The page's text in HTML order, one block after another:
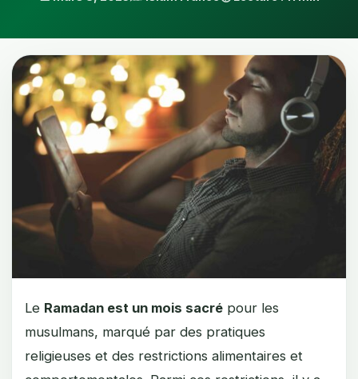
Le Ramadan est un mois sacré pour les
musulmans, marqué par des pratiques
religieuses et des restrictions alimentaires et